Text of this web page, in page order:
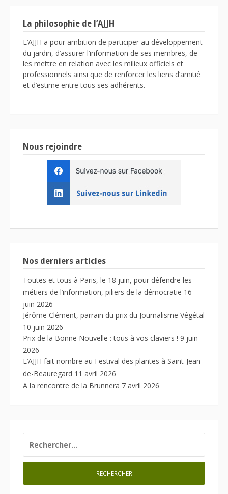
La philosophie de l’AJJH
L’AJJH a pour ambition de participer au développement
du jardin, d’assurer l’information de ses membres, de
les mettre en relation avec les milieux officiels et
professionnels ainsi que de renforcer les liens d’amitié
et d’estime entre tous ses adhérents.
Nous rejoindre
Nos derniers articles
Toutes et tous à Paris, le 18 juin, pour défendre les
métiers de l’information, piliers de la démocratie 16
juin 2026
Jérôme Clément, parrain du prix du Journalisme Végétal
10 juin 2026
Prix de la Bonne Nouvelle : tous à vos claviers ! 9 juin
2026
L’AJJH fait nombre au Festival des plantes à Saint-Jean-
de-Beauregard 11 avril 2026
A la rencontre de la Brunnera 7 avril 2026